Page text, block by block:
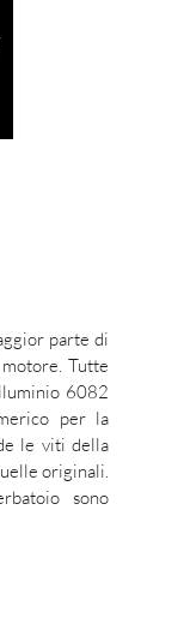
parte di
Tutte
6082
per la
le viti della
originali.
sono